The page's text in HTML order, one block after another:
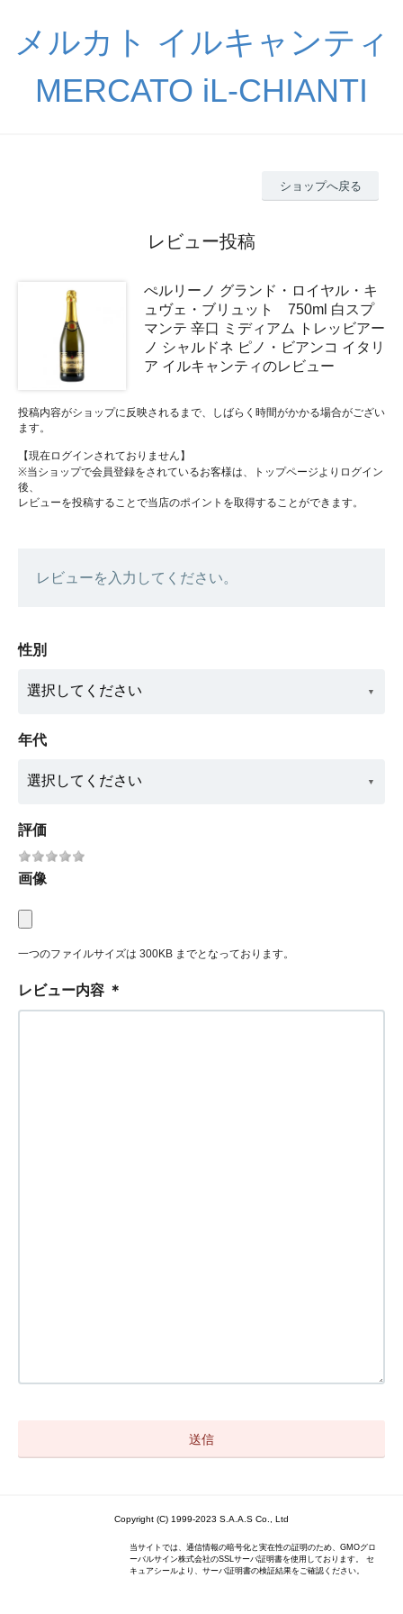
メルカト イルキャンティ
MERCATO iL-CHIANTI
ショップへ戻る
レビュー投稿
ぺルリーノ グランド・ロイヤル・キ
ュヴェ・ブリュット 750ml 白スプ
マンテ 辛口 ミディアム トレッビアー
ノ シャルドネ ピノ・ビアンコ イタリ
ア イルキャンティのレビュー
投稿内容がショップに反映されるまで、しばらく時間がかかる場合がござい
ます。
【現在ログインされておりません】
※当ショップで会員登録をされているお客様は、トップページよりログイン
後、
レビューを投稿することで当店のポイントを取得することができます。
レビューを入力してください。
性別
年代
評価
画像
一つのファイルサイズは 300KB までとなっております。
レビュー内容 ＊
Copyright (C) 1999-2023 S.A.A.S Co., Ltd
当サイトでは、通信情報の暗号化と実在性の証明のため、GMOグロ
ーバルサイン株式会社のSSLサーバ証明書を使用しております。 セ
キュアシールより、サーバ証明書の検証結果をご確認ください。